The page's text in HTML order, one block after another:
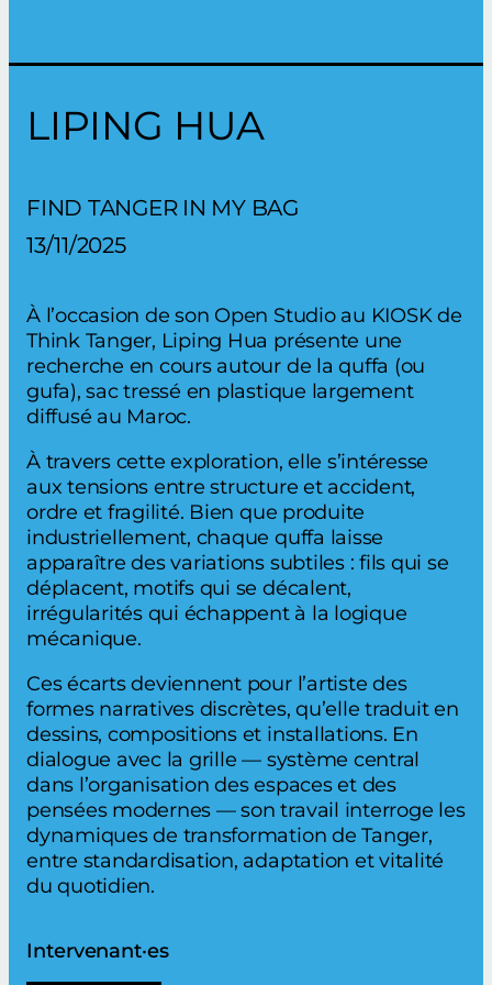
LIPING HUA
FIND TANGER IN MY BAG
13/11/2025
À l’occasion de son Open Studio au KIOSK de
Think Tanger, Liping Hua présente une
recherche en cours autour de la quffa (ou
gufa), sac tressé en plastique largement
diffusé au Maroc.
À travers cette exploration, elle s’intéresse
aux tensions entre structure et accident,
ordre et fragilité. Bien que produite
industriellement, chaque quffa laisse
apparaître des variations subtiles : fils qui se
déplacent, motifs qui se décalent,
irrégularités qui échappent à la logique
mécanique.
Ces écarts deviennent pour l’artiste des
formes narratives discrètes, qu’elle traduit en
dessins, compositions et installations. En
dialogue avec la grille — système central
dans l’organisation des espaces et des
pensées modernes — son travail interroge les
dynamiques de transformation de Tanger,
entre standardisation, adaptation et vitalité
du quotidien.
Intervenant·es